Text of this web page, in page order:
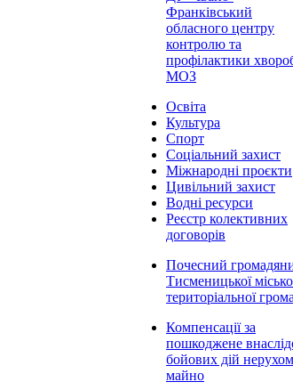
Франківський
обласного центру
контролю та
профілактики
МОЗ
Освіта
Культура
Спорт
Соціальний захист
Міжнародні проєкти
Цивільний захист
Водні ресурси
Реєстр колективних
договорів
Почесний
Тисменицької
територіальної
Компенсації за
пошкоджене
бойових дій
майно